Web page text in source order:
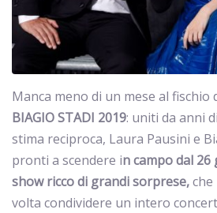
Manca meno di un mese al fischio
BIAGIO STADI 2019: uniti da anni
stima reciproca, Laura Pausini e
pronti a scendere in campo dal
show ricco di grandi sorprese,che
volta condividere un intero